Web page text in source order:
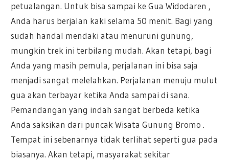
petualangan. Untuk bisa sampai ke Gua Widodaren ,
Anda harus berjalan kaki selama 50 menit. Bagi yang
sudah handal mendaki atau menuruni gunung,
mungkin trek ini terbilang mudah. Akan tetapi, bagi
Anda yang masih pemula, perjalanan ini bisa saja
menjadi sangat melelahkan. Perjalanan menuju mulut
gua akan terbayar ketika Anda sampai di sana.
Pemandangan yang indah sangat berbeda ketika
Anda saksikan dari puncak Wisata Gunung Bromo .
Tempat ini sebenarnya tidak terlihat seperti gua pada
biasanya. Akan tetapi, masyarakat sekitar